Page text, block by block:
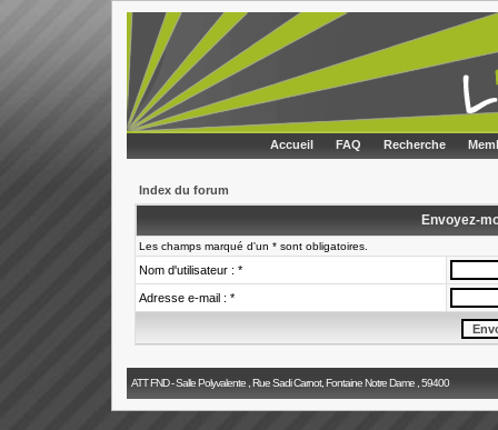
Accueil FAQ Recherche
Index du forum
Envoyez-
Les champs marqué d'un * sont obligatoires.
Nom d'utilisateur : *
Adresse e-mail : *
ATT FND - Salle Polyvalente , Rue Sadi Carnot, Fontaine Notre Dame , 59400